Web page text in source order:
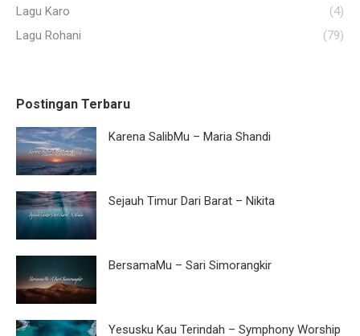
Lagu Karo
(4)
Lagu Rohani
(79)
Postingan Terbaru
Karena SalibMu – Maria Shandi
Sejauh Timur Dari Barat – Nikita
BersamaMu – Sari Simorangkir
Yesusku Kau Terindah – Symphony Worship